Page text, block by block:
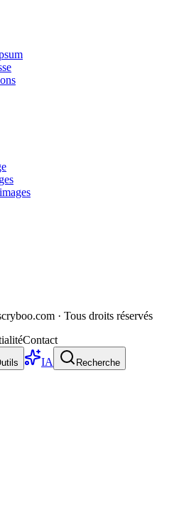
· Tous droits réservés
Contact
IA Recherche